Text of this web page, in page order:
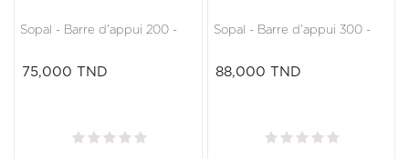
Sopal - Barre d'appui 200 -
Prix
75,000 TND
Sopal - Barre d'appui 300 -
Prix
88,000 TND